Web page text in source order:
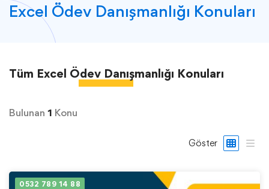
Excel Ödev Danışmanlığı Konuları
Tüm Excel Ödev Danışmanlığı Konuları
Bulunan 1 Konu
Göster
0532 789 14 88